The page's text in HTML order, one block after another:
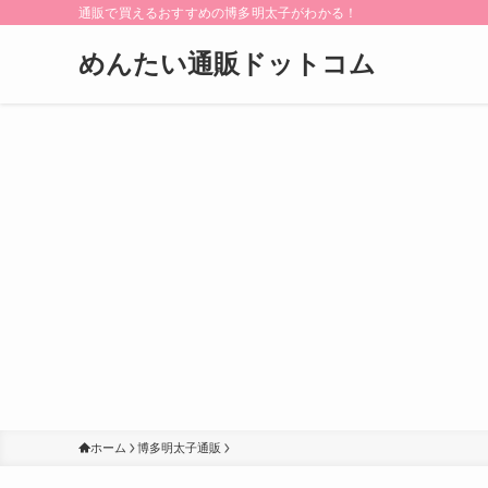
通販で買えるおすすめの博多明太子がわかる！
めんたい通販ドットコム
ホーム 博多明太子通販